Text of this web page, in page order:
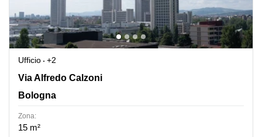
Ufficio
+2
Via Alfredo Calzoni 1/3, Bologna
Via Alfredo Calzoni
Bologna
Zona:
15 m²